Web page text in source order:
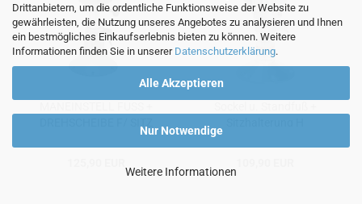
Drittanbietern, um die ordentliche Funktionsweise der Website zu
gewährleisten, die Nutzung unseres Angebotes zu analysieren und Ihnen
ein bestmögliches Einkaufserlebnis bieten zu können. Weitere
Informationen finden Sie in unserer Datenschutzerklärung.
Alle Akzeptieren
Nur Notwendige
Weitere Informationen